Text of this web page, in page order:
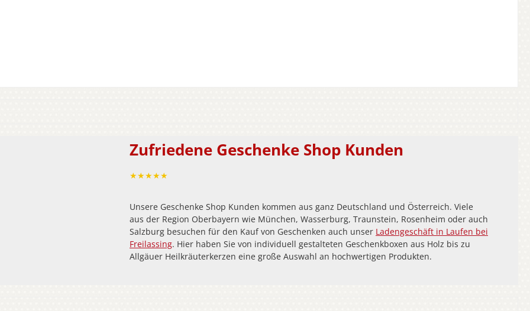
Zufriedene Geschenke Shop Kunden
★★★★★
Unsere Geschenke Shop Kunden kommen aus ganz Deutschland und Österreich. Viele
aus der Region Oberbayern wie München, Wasserburg, Traunstein, Rosenheim oder auch
Salzburg besuchen für den Kauf von Geschenken auch unser Ladengeschäft in Laufen bei
Freilassing. Hier haben Sie von individuell gestalteten Geschenkboxen aus Holz bis zu
Allgäuer Heilkräuterkerzen eine große Auswahl an hochwertigen Produkten.